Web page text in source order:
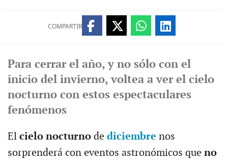
COMPARTIR
Para cerrar el año, y no sólo con el
inicio del invierno, voltea a ver el cielo
nocturno con estos espectaculares
fenómenos
Elcielo nocturnode diciembre nos
sorprenderá con eventos astronómicos queno